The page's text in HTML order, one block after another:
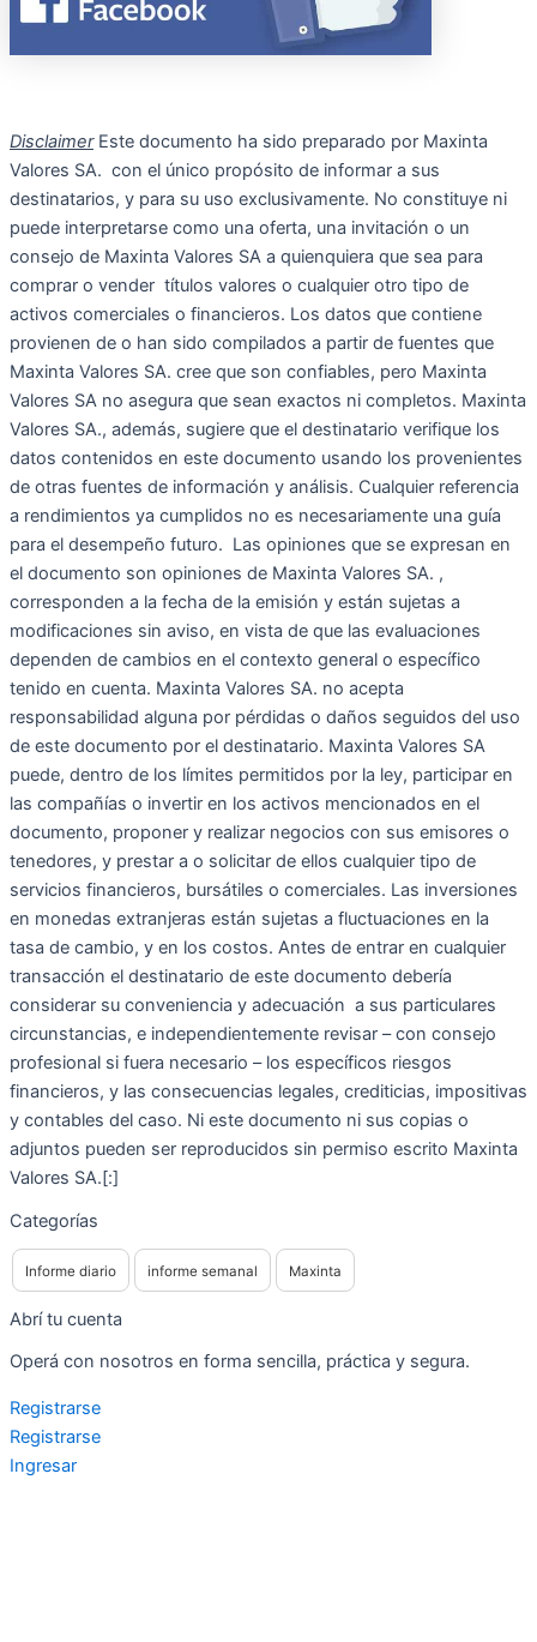
DisclaimerEste documento ha sido preparado por Maxinta
Valores SA. con el único propósito de informar a sus
destinatarios, y para su uso exclusivamente. No constituye ni
puede interpretarse como una oferta, una invitación o un
consejo de Maxinta Valores SA a quienquiera que sea para
comprar o vender títulos valores o cualquier otro tipo de
activos comerciales o financieros. Los datos que contiene
provienen de o han sido compilados a partir de fuentes que
Maxinta Valores SA. cree que son confiables, pero Maxinta
Valores SA no asegura que sean exactos ni completos. Maxinta
Valores SA., además, sugiere que el destinatario verifique los
datos contenidos en este documento usando los provenientes
de otras fuentes de información y análisis. Cualquier referencia
a rendimientos ya cumplidos no es necesariamente una guía
para el desempeño futuro. Las opiniones que se expresan en
el documento son opiniones de Maxinta Valores SA. ,
corresponden a la fecha de la emisión y están sujetas a
modificaciones sin aviso, en vista de que las evaluaciones
dependen de cambios en el contexto general o específico
tenido en cuenta. Maxinta Valores SA. no acepta
responsabilidad alguna por pérdidas o daños seguidos del uso
de este documento por el destinatario. Maxinta Valores SA
puede, dentro de los límites permitidos por la ley, participar en
las compañías o invertir en los activos mencionados en el
documento, proponer y realizar negocios con sus emisores o
tenedores, y prestar a o solicitar de ellos cualquier tipo de
servicios financieros, bursátiles o comerciales. Las inversiones
en monedas extranjeras están sujetas a fluctuaciones en la
tasa de cambio, y en los costos. Antes de entrar en cualquier
transacción el destinatario de este documento debería
considerar su conveniencia y adecuación a sus particulares
circunstancias, e independientemente revisar – con consejo
profesional si fuera necesario – los específicos riesgos
financieros, y las consecuencias legales, crediticias, impositivas
y contables del caso. Ni este documento ni sus copias o
adjuntos pueden ser reproducidos sin permiso escrito Maxinta
Valores SA.[:]
Categorías
Informe diario informe semanal Maxinta
Abrí tu cuenta
Operá con nosotros en forma sencilla, práctica y segura.
Registrarse
Registrarse
Ingresar